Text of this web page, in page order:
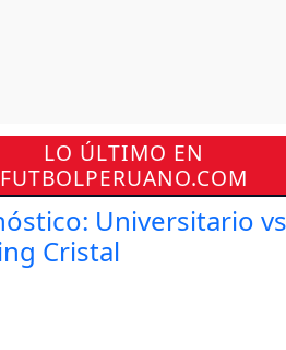
LO ÚLTIMO EN
FUTBOLPERUANO.COM